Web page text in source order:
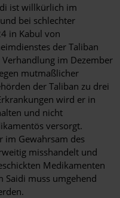
ist willkürlich im
bei schlechter
in Kabul von
der Taliban
im Dezember
mutmaßlicher
der Taliban zu drei
wird er in
und nicht
versorgt.
im Gewahrsam des
misshandelt und
Medikamenten
Saidi muss umgehend